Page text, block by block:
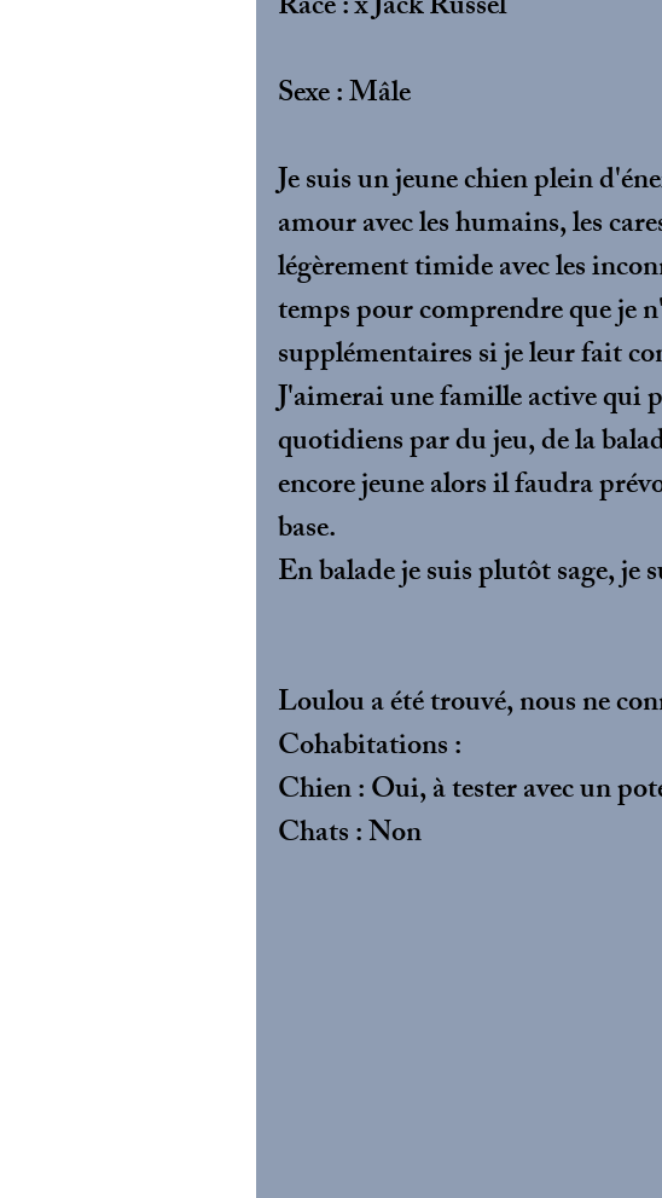
Sexe : Mâle
Je suis un jeune chien plein
amour avec les humains, les
légèrement timide avec les
temps pour comprendre que je
supplémentaires si je leur fait
J'aimerai une famille active qui
quotidiens par du jeu, de la
encore jeune alors il faudra
base.
En balade je suis plutôt sage, je
Loulou a été trouvé, nous ne
Cohabitations :
Chien : Oui, à tester avec un
Chats : Non